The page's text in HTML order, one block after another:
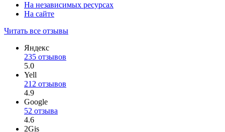
На независимых ресурсах
На сайте
Читать все отзывы
Яндекс
235 отзывов
5.0
Yell
212 отзывов
4.9
Google
52 отзыва
4.6
2Gis